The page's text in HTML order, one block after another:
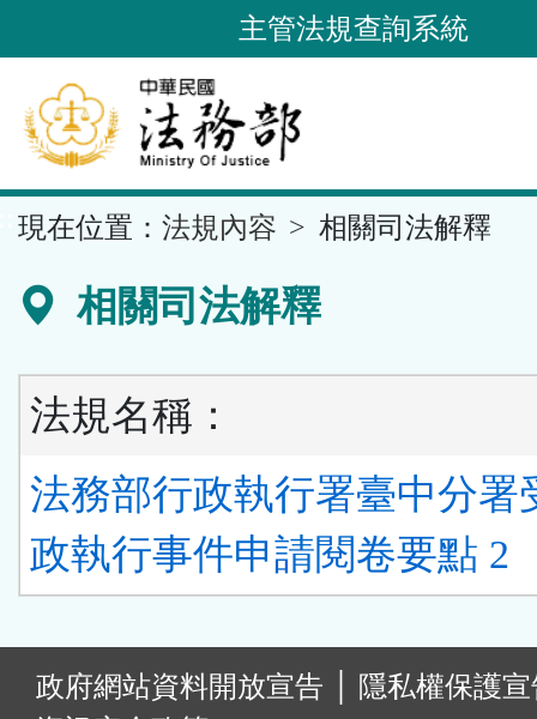
到
要
內
容
區
主管法規查詢系統
現在位置： 法規內容 相關司法解釋
相關司法解釋
法規名稱：
法務部行政執行署臺中分署
政執行事件申請閱卷要點 2
政府網站資料開放宣告
隱私權保護